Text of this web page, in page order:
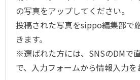
の写真をアップしてください。
投稿された写真をsippo編集部で
きます。
※選ばれた方には、SNSのDMで
で、入力フォームから情報入力を